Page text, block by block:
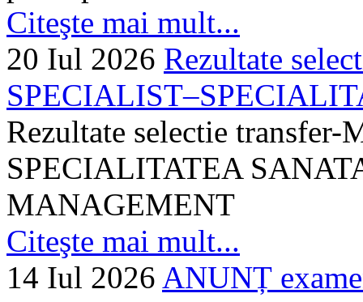
Citeşte mai mult...
20 Iul 2026 Rezultate
Rezultate selectie
SPECIALITATEA
MANAGEMENT
Citeşte mai mult...
14 Iul 2026 ANUNȚ